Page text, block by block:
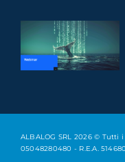
ALBALOG SRL 2026 © Tutti
05048280480 - R.E.A.